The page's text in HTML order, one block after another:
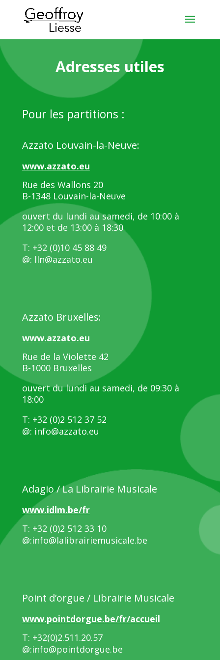
Adresses utiles
Pour les partitions :
Azzato Louvain-la-Neuve:
www.azzato.eu
Rue des Wallons 20
B-1348 Louvain-la-Neuve
ouvert du lundi au samedi, de 10:00 à
12:00 et de 13:00 à 18:30
T: +32 (0)10 45 88 49
@: lln@azzato.eu
Azzato Bruxelles:
www.azzato.eu
Rue de la Violette 42
B-1000 Bruxelles
ouvert du lundi au samedi, de 09:30 à
18:00
T: +32 (0)2 512 37 52
@: info@azzato.eu
Adagio / La Librairie Musicale
www.idlm.be/fr
T: +32 (0)2 512 33 10
@:info@lalibrairiemusicale.be
Point d’orgue / Librairie Musicale
www.pointdorgue.be/fr/accueil
T: +32(0)2.511.20.57
@:info@pointdorgue.be